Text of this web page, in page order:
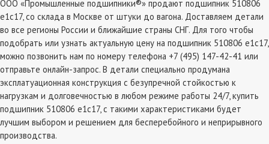
ООО «Промышленные подшипники®» продают подшипник 510806
е1с17, со склада в Москве от штуки до вагона. Доставляем детали
во все регионы России и ближайшие страны СНГ. Для того чтобы
подобрать или узнать актуальную цену на подшипник 510806 е1с17,
можно позвонить нам по номеру телефона +7 (495) 147-42-41 или
отправьте онлайн-запрос. В детали специально продумана
эксплатуационная конструкция с безупречной стойкостью к
нагрузкам и долговечностью в любом режиме работы 24/7, купить
подшипник 510806 е1с17, с такими характеристиками будет
лучшим выбором и решением для бесперебойного и неприрывного
производства.